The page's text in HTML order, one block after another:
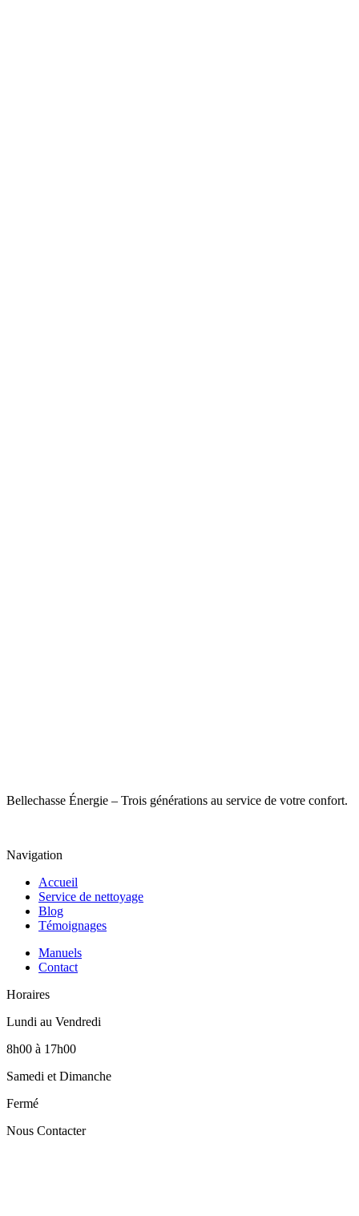
Bellechasse Énergie – Trois générations au service de votre confort.
Navigation
Accueil
Service de nettoyage
Blog
Témoignages
Manuels
Contact
Horaires
Lundi au Vendredi
8h00 à 17h00
Samedi et Dimanche
Fermé
Nous Contacter